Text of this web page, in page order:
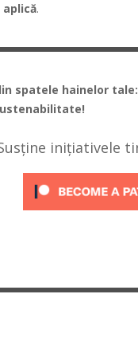
aplică.
spatele hainelor
inițiativele